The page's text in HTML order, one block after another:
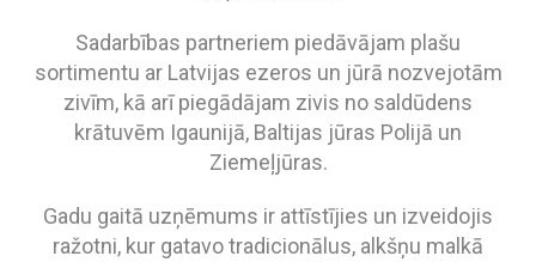
Sadarbības partneriem piedāvājam plašu
sortimentu ar Latvijas ezeros un jūrā nozvejotām
zivīm, kā arī piegādājam zivis no saldūdens
krātuvēm Igaunijā, Baltijas jūras Polijā un
Ziemeļjūras.
Gadu gaitā uzņēmums ir attīstījies un izveidojis
ražotni, kur gatavo tradicionālus, alkšņu malkā